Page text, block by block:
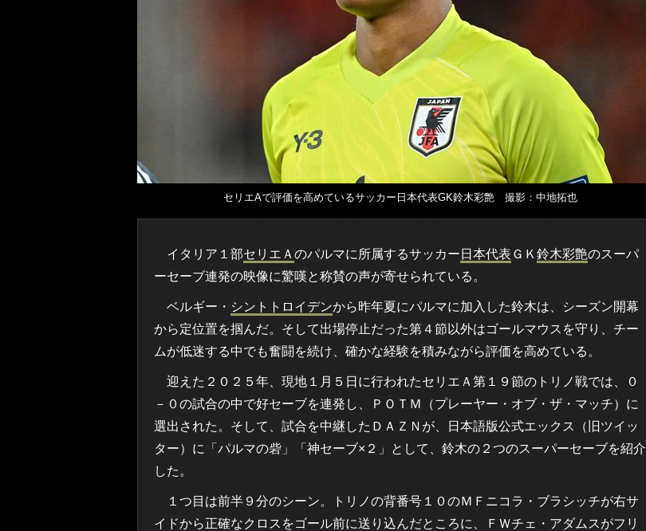
セリエAで評価を高めているサッカー日本代表GK鈴木彩艶 撮影：中地拓也
イタリア１部セリエＡ のパルマに所属するサッカー 日本代表 ＧＫ 鈴木彩艶のスーパ
ーセーブ連発の映像に驚嘆と称賛の声が寄せられている。
ベルギー・ シントトロイデンから昨年夏にパルマに加入した鈴木は、シーズン開幕
から定位置を掴んだ。そして出場停止だった第４節以外はゴールマウスを守り、チー
ムが低迷する中でも奮闘を続け、確かな経験を積みながら評価を高めている。
迎えた２０２５年、現地１月５日に行われたセリエＡ第１９節のトリノ戦では、０
－０の試合の中で好セーブを連発し、ＰＯＴＭ（プレーヤー・オブ・ザ・マッチ）に
選出された。そして、試合を中継したＤＡＺＮが、日本語版公式エックス（旧ツイッ
ター）に「パルマの砦」「神セーブ×２」として、鈴木の２つのスーパーセーブを紹介
した。
１つ目は前半９分のシーン。トリノの背番号１０のＭＦニコラ・ブラシッチが右サ
イドから正確なクロスをゴール前に送り込んだところに、ＦＷチェ・アダムスがフリ